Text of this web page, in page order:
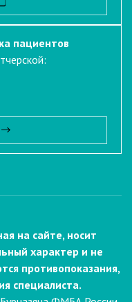
пациентов
на сайте, носит
характер и не
противопоказания,
специалиста.